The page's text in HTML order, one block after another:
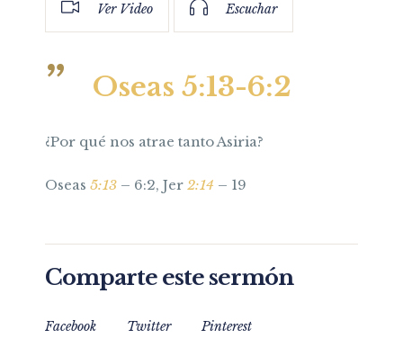
Ver Video Escuchar
Oseas 5:13-6:2
¿Por qué nos atrae tanto Asiria?
Oseas 5:13 – 6:2, Jer 2:14 – 19
Comparte este sermón
Facebook Twitter Pinterest